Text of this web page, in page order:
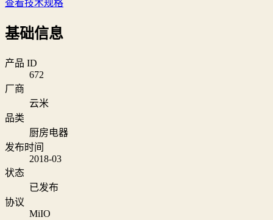
查看技术规格
基础信息
产品 ID
672
厂商
云米
品类
厨房电器
发布时间
2018-03
状态
已发布
协议
MiIO